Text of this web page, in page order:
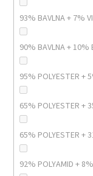
93% BAVLNA + 7%
90% BAVLNA + 10%
95% POLYESTER +
65% POLYESTER +
65% POLYESTER +
92% POLYAMID +